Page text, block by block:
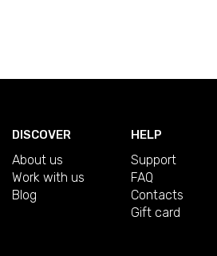
DISCOVER
About us
Work with us
Blog
HELP
Support
FAQ
Contacts
Gift card